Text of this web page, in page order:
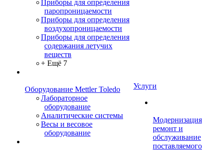
Приборы для определения
паропроницаемости
Приборы для определения
воздухопроницаемости
Приборы для определения
содержания летучих
веществ
+ Ещё 7
Оборудование Mettler Toledo
Лабораторное
оборудование
Аналитические системы
Весы и весовое
оборудование
Услуги
Модернизация
ремонт и
обслуживание
поставляемого